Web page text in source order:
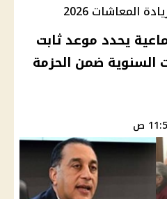
المعاشات 2026
يحدد موعد ثابت
السنوية ضمن الحزمة